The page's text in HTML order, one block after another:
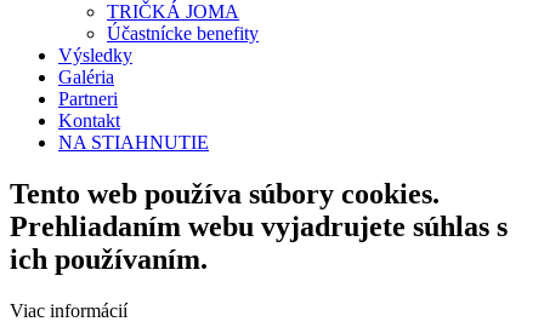
TRIČKÁ JOMA
Účastnícke benefity
Výsledky
Galéria
Partneri
Kontakt
NA STIAHNUTIE
Tento web používa súbory cookies.
Prehliadaním webu vyjadrujete súhlas s
ich používaním.
Viac informácií